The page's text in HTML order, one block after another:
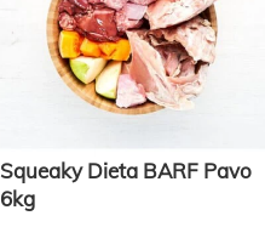
Squeaky Dieta BARF Pavo
6kg